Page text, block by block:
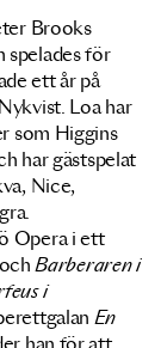
Brooks
spelades för
ett år på
Loa har
som Higgins
har gästspelat
Nice,
Opera i ett
ochBarberaren i
i
En